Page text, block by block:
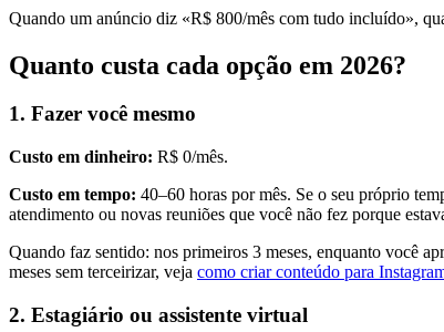
Quando um anúncio diz «R$ 800/mês com tudo incluído»,
Quanto custa cada opção em 2026?
1. Fazer você mesmo
Custo em dinheiro: R$ 0/mês.
Custo em tempo: 40–60 horas por mês. Se o seu próprio
atendimento ou novas reuniões que você não fez porque
Quando faz sentido: nos primeiros 3 meses, enquanto você
meses sem terceirizar, veja como criar conteúdo para
2. Estagiário ou assistente virtual